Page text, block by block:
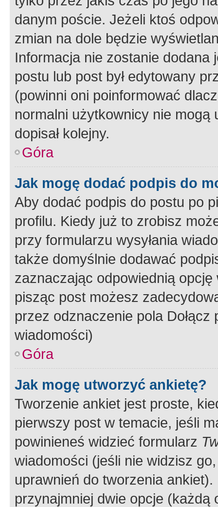
danym poście. Jeżeli ktoś
zmian na dole będzie
Informacja nie zostanie dodana
postu lub post był edytowany
(powinni oni poinformować
normalni użytkownicy nie
dopisał kolejny.
Góra
Jak mogę dodać podpis do
Aby dodać podpis do postu po
profilu. Kiedy już to zrobisz
przy formularzu wysyłania
także domyślnie dodawać
zaznaczając odpowiednią
pisząc post możesz
przez odznaczenie pola
wiadomości)
Góra
Jak mogę utworzyć ankietę?
Tworzenie ankiet jest proste,
pierwszy post w temacie, jeśli
powinieneś widzieć formularz
wiadomości (jeśli nie widzisz
uprawnień do tworzenia
przynajmniej dwie opcje